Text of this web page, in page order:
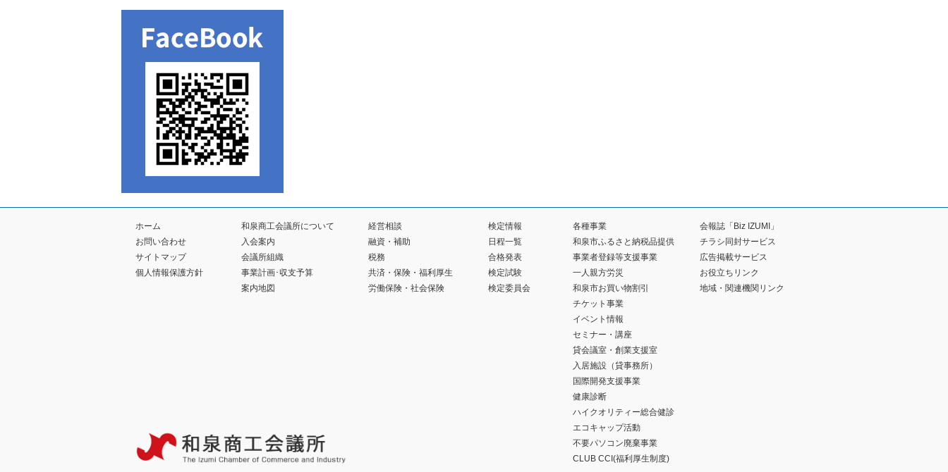
ホーム
お問い合わせ
サイトマップ
個人情報保護方針
和泉商工会議所について
入会案内
会議所組織
事業計画･収支予算
案内地図
経営相談
融資・補助
税務
共済・保険・福利厚生
労働保険・社会保険
検定情報
日程一覧
合格発表
検定試験
検定委員会
各種事業
和泉市ふるさと納税品提供
事業者登録等支援事業
一人親方労災
和泉市お買い物割引
チケット事業
イベント情報
セミナー・講座
貸会議室・創業支援室
入居施設（貸事務所）
国際開発支援事業
健康診断
ハイクオリティー総合健診
エコキャップ活動
不要パソコン廃棄事業
CLUB CCI(福利厚生制度)
会報誌「Biz IZUMI」
チラシ同封サービス
広告掲載サービス
お役立ちリンク
地域・関連機関リンク